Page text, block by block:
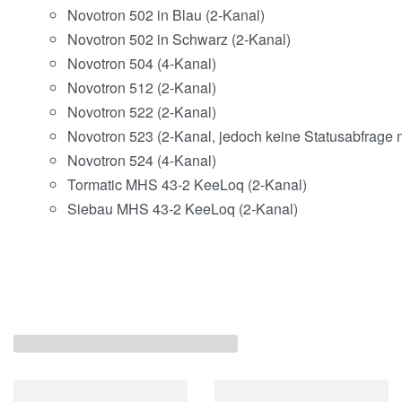
Novotron 502 in Blau (2-Kanal)
Novotron 502 in Schwarz (2-Kanal)
Novotron 504 (4-Kanal)
Novotron 512 (2-Kanal)
Novotron 522 (2-Kanal)
Novotron 523 (2-Kanal, jedoch keine Statusabfrage
Novotron 524 (4-Kanal)
Tormatic MHS 43-2 KeeLoq (2-Kanal)
Siebau MHS 43-2 KeeLoq (2-Kanal)